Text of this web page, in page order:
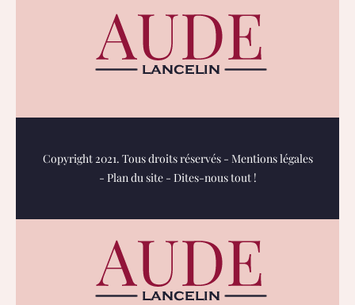
Copyright 2021. Tous droits réservés - Mentions légales
- Plan du site- Dites-nous tout !